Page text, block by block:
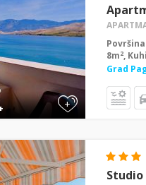
+
8m2,
Grad
Studio